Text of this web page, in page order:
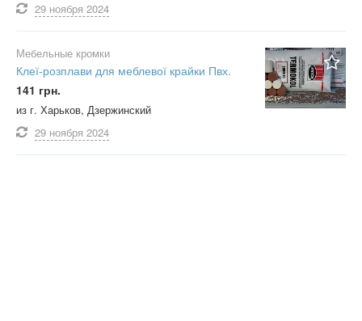
29 ноября 2024
Мебельные кромки
Клеї-розплави для меблевої крайки Пвх.
141 грн.
из г. Харьков, Дзержинский
29 ноября 2024